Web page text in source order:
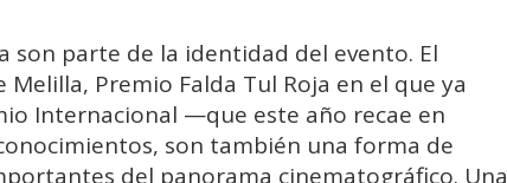
son parte de la identidad del evento. El
Melilla, Premio Falda Tul Roja en el que ya
Internacional —que este año recae en
son también una forma de
del panorama cinematográfico. Una